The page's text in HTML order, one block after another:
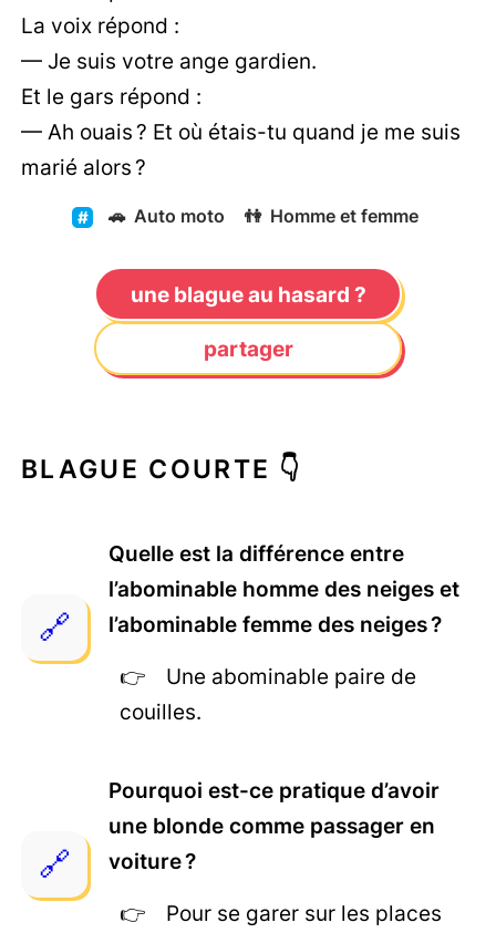
La voix répond :
— Je suis votre ange gardien.
Et le gars répond :
— Ah ouais ? Et où étais-tu quand je me suis
marié alors ?
🚗 Auto moto 👫 Homme et femme
une blague au hasard ?
partager
BLAGUE COURTE 👇
Quelle est la différence entre
l’abominable homme des neiges et
l’abominable femme des neiges ?
Une abominable paire de
couilles.
Pourquoi est-ce pratique d’avoir
une blonde comme passager en
voiture ?
Pour se garer sur les places